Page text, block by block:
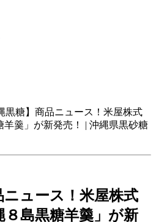
黒糖】商品ニュース！米屋株式
羹」が新発売！ | 沖縄県黒砂糖
ニュース！米屋株式
島黒糖羊羹」が新